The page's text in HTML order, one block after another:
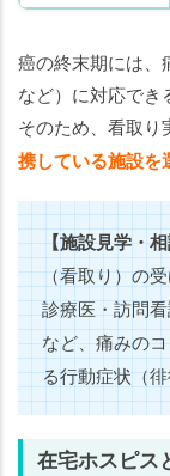
癌の終末期には、
など）に対応でき
そのため、看取り
携している施設を
【施設見学・
（看取り）の
診療医・訪問
など、痛みの
る行動症状（
在宅ホスピス